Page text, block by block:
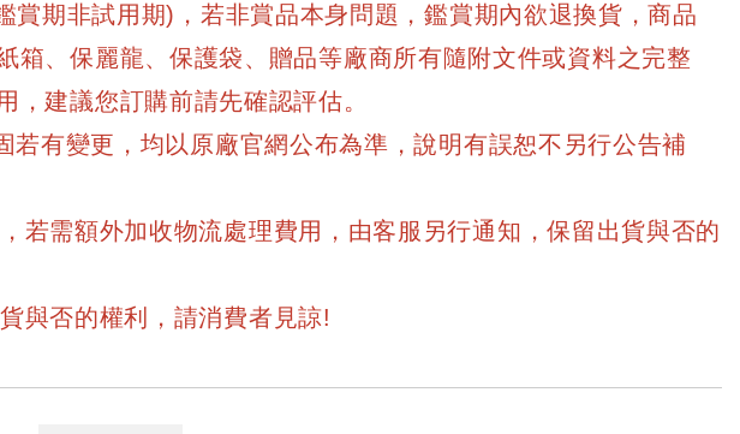
期非試用期)，若非賞品本身問題，鑑賞期內欲退換貨，商品
箱、保麗龍、保護袋、贈品等廠商所有隨附文件或資料之完整
建議您訂購前請先確認評估。
有變更，均以原廠官網公布為準，說明有誤恕不另行公告補
需額外加收物流處理費用，由客服另行通知，保留出貨與否的
與否的權利，請消費者見諒!